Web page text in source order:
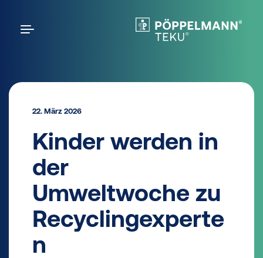
22. März 2026
Kinder werden in
der
Umweltwoche zu
Recyclingexperte
n